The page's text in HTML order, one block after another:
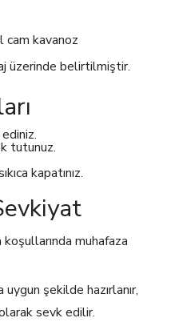
cam kavanoz
üzerinde belirtilmiştir.
tutunuz.
kapatınız.
muhafaza
şekilde hazırlanır,
sevk edilir.